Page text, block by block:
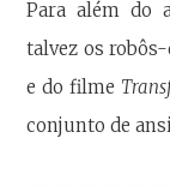
Para além do
talvez os
e do filme
conjunto de